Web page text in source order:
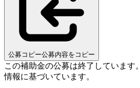
公募コピー公募内容をコピー
この補助金の公募は終了しています。
情報に基づいています。